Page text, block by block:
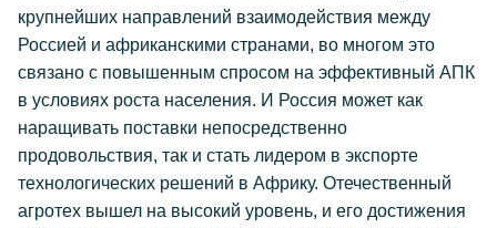
крупнейших направлений взаимодействия между
Россией и африканскими странами, во многом это
связано с повышенным спросом на эффективный АПК
в условиях роста населения. И Россия может как
наращивать поставки непосредственно
продовольствия, так и стать лидером в экспорте
технологических решений в Африку. Отечественный
агротех вышел на высокий уровень, и его достижения